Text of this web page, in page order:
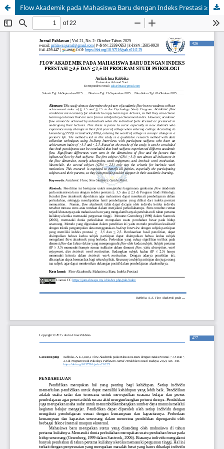
Flow Akademik pada Mahasiswa Baru dengan Indeks Prestasi ≥ 3,5 Dan ≤ 2,5 di Program Studi Psikologi